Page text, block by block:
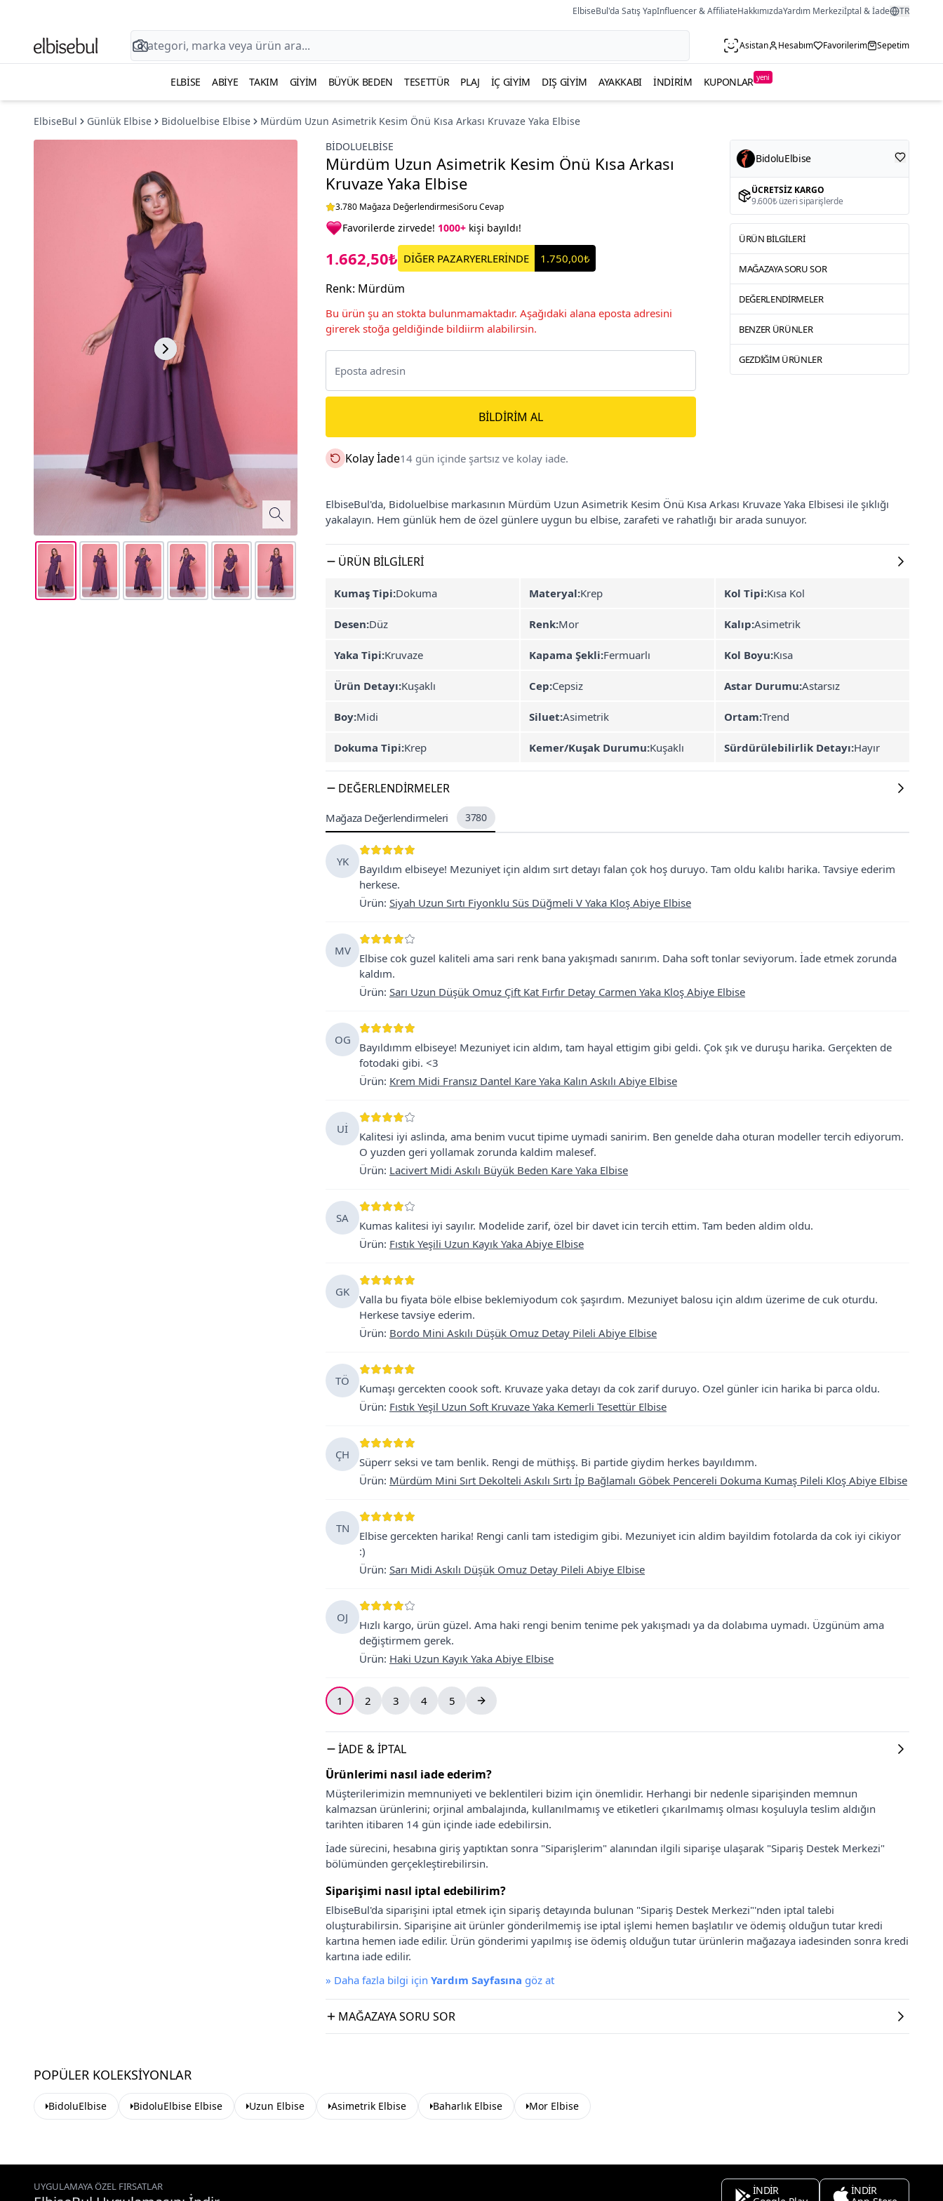
ElbiseBul'da Satış YapInfluencer & AffiliateHakkımızdaYardım Merkeziİptal & İade TR
Asistan Hesabım Favorilerim Sepetim
ELBISE ABIYE TAKIM GIYIM BÜYÜK BEDEN TESETTÜR PLAJ İÇ GIYIM DIŞ GIYIM AYAKKABI İNDIRIM KUPONLAR yeni
ElbiseBul Günlük Elbise Bidoluelbise Elbise
Mürdüm Uzun Asimetrik Kesim Önü Kısa Arkası Kruvaze Yaka Elbise
BIDOLUELBISE
Mürdüm Uzun Asimetrik Kesim Önü Kısa Arkası
Kruvaze Yaka Elbise
3.780 Mağaza DeğerlendirmesiSoru Cevap
Favorilerde zirvede! 1000+ kişi bayıldı!
1.662,50₺ DİĞER PAZARYERLERİNDE 1.750,00₺
Renk: Mürdüm
Bu ürün şu an stokta bulunmamaktadır. Aşağıdaki alana eposta adresini
girerek stoğa geldiğinde bildiirm alabilirsin.
BILDIRIM AL
Kolay İade14 gün içinde şartsız ve kolay iade.
BidoluElbise
ÜCRETSIZ KARGO
9.600₺ üzeri siparişlerde
ÜRÜN BILGILERI
MAĞAZAYA SORU SOR
DEĞERLENDIRMELER
BENZER ÜRÜNLER
GEZDIĞIM ÜRÜNLER
ElbiseBul'da, Bidoluelbise markasının Mürdüm Uzun Asimetrik Kesim Önü Kısa Arkası Kruvaze Yaka Elbisesi ile şıklığı
yakalayın. Hem günlük hem de özel günlere uygun bu elbise, zarafeti ve rahatlığı bir arada sunuyor.
ÜRÜN BILGILERI
Kumaş Tipi:Dokuma Materyal:Krep Kol Tipi:Kısa Kol
Desen:Düz Renk:Mor Kalıp:Asimetrik
Yaka Tipi:Kruvaze Kapama Şekli:Fermuarlı Kol Boyu:Kısa
Ürün Detayı:Kuşaklı Cep:Cepsiz Astar Durumu:Astarsız
Boy:Midi Siluet:Asimetrik Ortam:Trend
Dokuma Tipi:Krep Kemer/Kuşak Durumu:Kuşaklı Sürdürülebilirlik Detayı:Hayır
DEĞERLENDIRMELER
Mağaza Değerlendirmeleri 3780
YK
Bayıldım elbiseye! Mezuniyet için aldım sırt detayı falan çok hoş duruyo. Tam oldu kalıbı harika. Tavsiye ederim
herkese.
Ürün: Siyah Uzun Sırtı Fiyonklu Süs Düğmeli V Yaka Kloş Abiye Elbise
MV
Elbise cok guzel kaliteli ama sari renk bana yakışmadı sanırım. Daha soft tonlar seviyorum. İade etmek zorunda
kaldım.
Ürün: Sarı Uzun Düşük Omuz Çift Kat Fırfır Detay Carmen Yaka Kloş Abiye Elbise
OG
Bayıldımm elbiseye! Mezuniyet icin aldım, tam hayal ettigim gibi geldi. Çok şık ve duruşu harika. Gerçekten de
fotodaki gibi. <3
Ürün: Krem Midi Fransız Dantel Kare Yaka Kalın Askılı Abiye Elbise
Uİ
Kalitesi iyi aslinda, ama benim vucut tipime uymadi sanirim. Ben genelde daha oturan modeller tercih ediyorum.
O yuzden geri yollamak zorunda kaldim malesef.
Ürün: Lacivert Midi Askılı Büyük Beden Kare Yaka Elbise
SA
Kumas kalitesi iyi sayılır. Modelide zarif, özel bir davet icin tercih ettim. Tam beden aldim oldu.
Ürün: Fıstık Yeşili Uzun Kayık Yaka Abiye Elbise
GK
Valla bu fiyata böle elbise beklemiyodum cok şaşırdım. Mezuniyet balosu için aldım üzerime de cuk oturdu.
Herkese tavsiye ederim.
Ürün: Bordo Mini Askılı Düşük Omuz Detay Pileli Abiye Elbise
TÖ
Kumaşı gercekten coook soft. Kruvaze yaka detayı da cok zarif duruyo. Ozel günler icin harika bi parca oldu.
Ürün: Fıstık Yeşil Uzun Soft Kruvaze Yaka Kemerli Tesettür Elbise
ÇH
Süperr seksi ve tam benlik. Rengi de müthişş. Bi partide giydim herkes bayıldımm.
Ürün: Mürdüm Mini Sırt Dekolteli Askılı Sırtı İp Bağlamalı Göbek Pencereli Dokuma Kumaş Pileli Kloş Abiye Elbise
TN
Elbise gercekten harika! Rengi canli tam istedigim gibi. Mezuniyet icin aldim bayildim fotolarda da cok iyi cikiyor
:)
Ürün: Sarı Midi Askılı Düşük Omuz Detay Pileli Abiye Elbise
OJ
Hızlı kargo, ürün güzel. Ama haki rengi benim tenime pek yakışmadı ya da dolabıma uymadı. Üzgünüm ama
değiştirmem gerek.
Ürün: Haki Uzun Kayık Yaka Abiye Elbise
1 2 3 4 5
İADE & İPTAL
Ürünlerimi nasıl iade ederim?
Müşterilerimizin memnuniyeti ve beklentileri bizim için önemlidir. Herhangi bir nedenle siparişinden memnun
kalmazsan ürünlerini; orjinal ambalajında, kullanılmamış ve etiketleri çıkarılmamış olması koşuluyla teslim aldığın
tarihten itibaren 14 gün içinde iade edebilirsin.
İade sürecini, hesabına giriş yaptıktan sonra "Siparişlerim" alanından ilgili siparişe ulaşarak "Sipariş Destek Merkezi"
bölümünden gerçekleştirebilirsin.
Siparişimi nasıl iptal edebilirim?
ElbiseBul'da siparişini iptal etmek için sipariş detayında bulunan "Sipariş Destek Merkezi"'nden iptal talebi
oluşturabilirsin. Siparişine ait ürünler gönderilmemiş ise iptal işlemi hemen başlatılır ve ödemiş olduğun tutar kredi
kartına hemen iade edilir. Ürün gönderimi yapılmış ise ödemiş olduğun tutar ürünlerin mağazaya iadesinden sonra kredi
kartına iade edilir.
» Daha fazla bilgi için Yardım Sayfasına göz at
MAĞAZAYA SORU SOR
POPÜLER KOLEKSIYONLAR
BidoluElbise BidoluElbise Elbise Uzun Elbise Asimetrik Elbise Baharlık Elbise Mor Elbise
UYGULAMAYA ÖZEL FIRSATLAR
İNDİR
İNDİR